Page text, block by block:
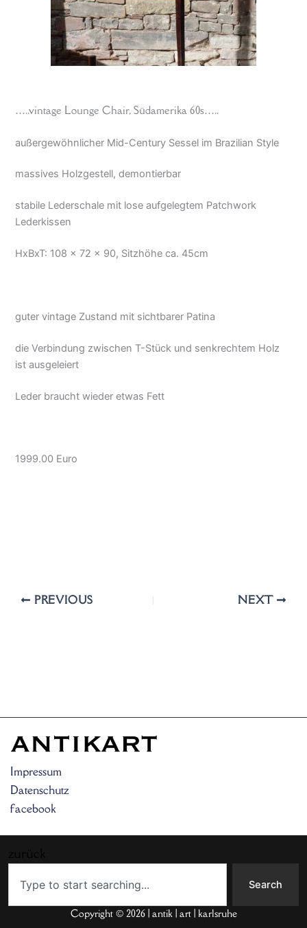
…..vintage Lounge Chair, Südamerika 60s…..
außergewöhnlicher Mid-Century Sessel im Brazilian Style
massives Holzgestell, demontierbar
stabile Lederschale mit lose aufgelegtem Patchwork
Lederkissen
HxBxT: 108 x 72 x 90, Sitzhöhe ca. 45cm
guter vintage Zustand mit sichtbarer Patina
die Verbindung zwischen T-Stück und senkrechtem Holz
ist ausgeleiert
Leder braucht wieder etwas Fett
1999.00 Euro
PREVIOUS NEXT
Impressum
Datenschutz
facebook
Search
Copyright © 2026 | antik | art | karlsruhe